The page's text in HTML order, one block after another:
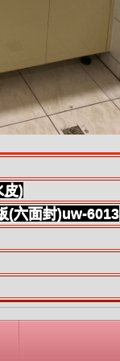
皮)
(六面封)uw-6013